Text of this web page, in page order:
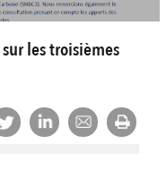
les troisièmes